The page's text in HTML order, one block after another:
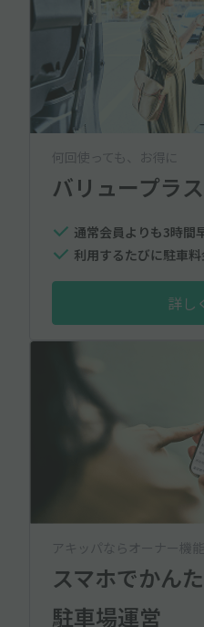
何回使っても、お得に
バリュープラス
通常会員よりも3時間
利用するたびに駐車
詳し
アキッパならオーナー機
スマホでかん
駐車場運営